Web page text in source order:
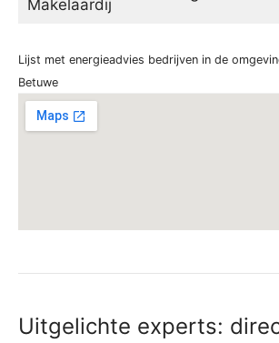
Makelaardij
Lijst met energieadvies bedrijven in de
Betuwe
Uitgelichte experts: